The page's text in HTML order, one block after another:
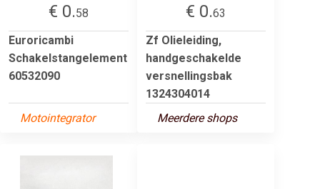
€ 0.58
Euroricambi
Schakelstangelement
60532090
Motointegrator
€ 0.63
Zf Olieleiding,
handgeschakelde
versnellingsbak
1324304014
Meerdere shops